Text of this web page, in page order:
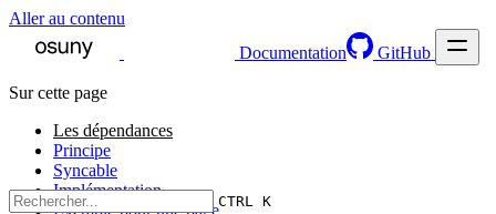
Aller au contenu
Documentation
GitHub
CTRL K
Sur cette page
Les dépendances
Principe
Syncable
Implémentation
Exemple pour une page